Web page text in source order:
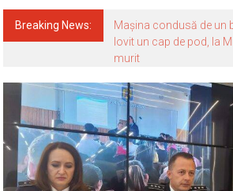
Olt
Breaking News:
Mașina condusă de un
lovit un cap de pod, la
murit